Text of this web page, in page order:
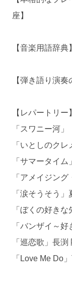
座】
【音楽用語辞典】
【弾き語り演
【レパートリー】
「スワニー河」
「いとしのクレ
「サマータイム」
「アメイジング
「涙そうそう」
「ぼくの好き
「バンザイ～
「巡恋歌」長渕
「Love Me Do